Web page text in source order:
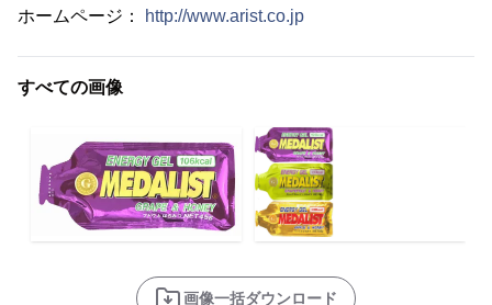
ホームページ：
http://www.arist.co.jp
すべての画像
画像一括ダウンロード